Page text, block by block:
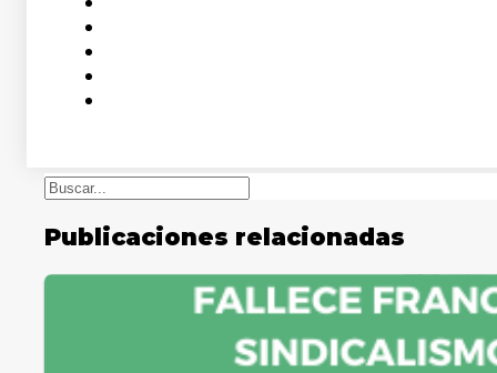
Buscar
Publicaciones relacionadas